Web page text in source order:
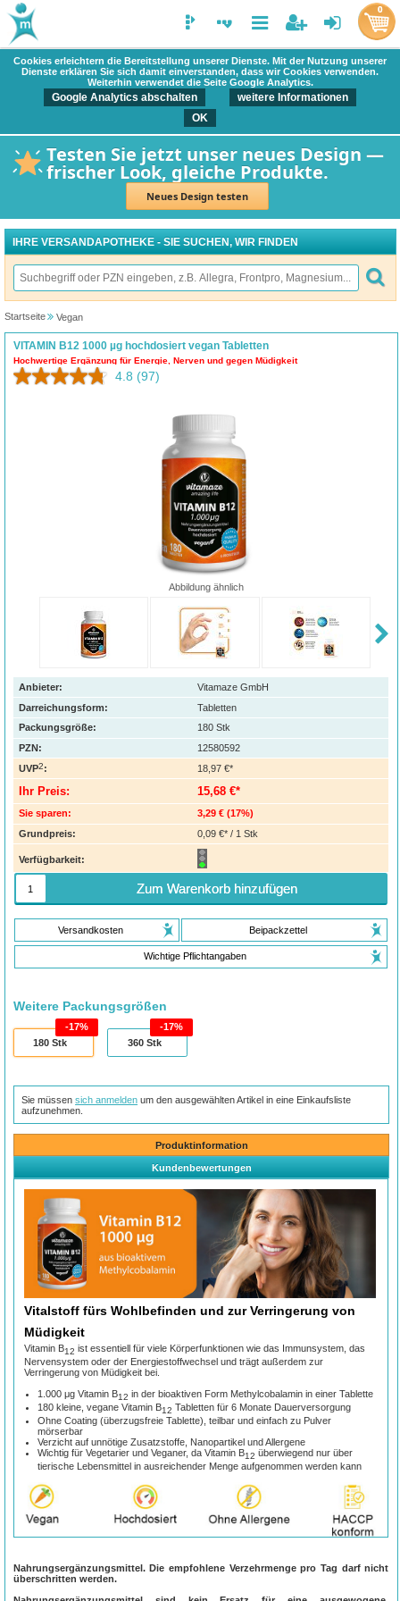
Cookies erleichtern die Bereitstellung unserer Dienste. Mit der Nutzung unserer
Dienste erklären Sie sich damit einverstanden, dass wir Cookies verwenden.
Weiterhin verwendet die Seite Google Analytics.
Google Analytics abschalten
weitere Informationen
OK
Testen Sie jetzt unser neues Design —
frischer Look, gleiche Produkte.
Neues Design testen
0
IHRE VERSANDAPOTHEKE - SIE SUCHEN, WIR FINDEN
Startseite Vegan
VITAMIN B12 1000 µg hochdosiert vegan Tabletten
Hochwertige Ergänzung für Energie, Nerven und gegen Müdigkeit
4.8 (97)
Abbildung ähnlich
Anbieter:
Vitamaze GmbH
Darreichungsform:
Tabletten
Packungsgröße:
180 Stk
PZN:
12580592
UVP2: 18,97 €*
Ihr Preis: 15,68 €*
Sie sparen: 3,29 € (17%)
Grundpreis:
0,09 €* / 1 Stk
Verfügbarkeit:
Zum Warenkorb hinzufügen
Versandkosten Beipackzettel
Wichtige Pflichtangaben
Weitere Packungsgrößen
180 Stk
17%
360Stk
17%
Sie müssensich anmelden um den ausgewählten Artikel in eine Einkaufsliste
aufzunehmen.
Produktinformation
Kundenbewertungen
Vitalstoff fürs Wohlbefinden und zur Verringerung von
Müdigkeit
Vitamin B12 ist essentiell für viele Körperfunktionen wie das Immunsystem, das
Nervensystem oder der Energiestoffwechsel und trägt außerdem zur
Verringerung von Müdigkeit bei.
1.000 μg Vitamin B12 in der bioaktiven Form Methylcobalamin in einer Tablette
180 kleine, vegane Vitamin B12 Tabletten für 6 Monate Dauerversorgung
Ohne Coating (überzugsfreie Tablette), teilbar und einfach zu Pulver
mörserbar
Verzicht auf unnötige Zusatzstoffe, Nanopartikel und Allergene
Wichtig für Vegetarier und Veganer, da Vitamin B12 überwiegend nur über
tierische Lebensmittel in ausreichender Menge aufgenommen werden kann
Nahrungsergänzungsmittel. Die empfohlene Verzehrmenge pro Tag darf nicht
überschritten werden.